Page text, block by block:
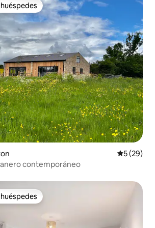
huéspedes más destacados
5 (29)
contemporáneo
huéspedes más destacados